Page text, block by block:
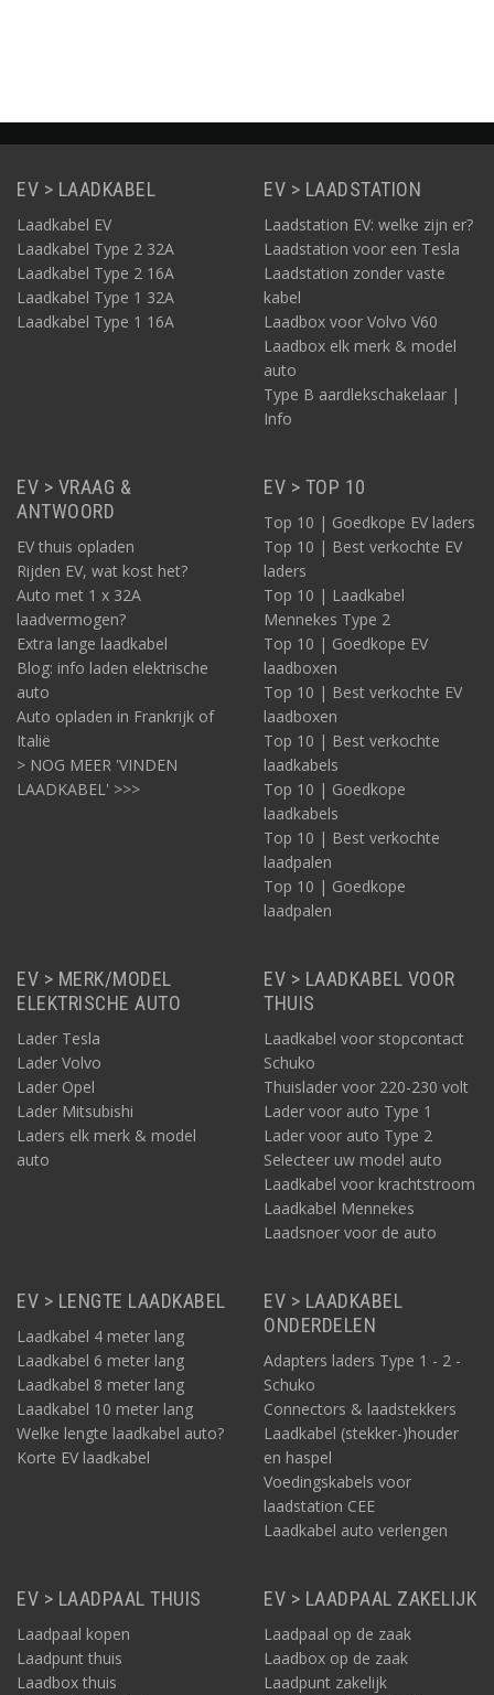
EV > LAADKABEL
Laadkabel EV
Laadkabel Type 2 32A
Laadkabel Type 2 16A
Laadkabel Type 1 32A
Laadkabel Type 1 16A
EV > LAADSTATION
Laadstation EV: welke zijn er?
Laadstation voor een Tesla
Laadstation zonder vaste
kabel
Laadbox voor Volvo V60
Laadbox elk merk & model
auto
Type B aardlekschakelaar |
Info
EV > VRAAG &
ANTWOORD
EV thuis opladen
Rijden EV, wat kost het?
Auto met 1 x 32A
laadvermogen?
Extra lange laadkabel
Blog: info laden elektrische
auto
Auto opladen in Frankrijk of
Italië
> NOG MEER 'VINDEN
LAADKABEL' >>>
EV > TOP 10
Top 10 | Goedkope EV laders
Top 10 | Best verkochte EV
laders
Top 10 | Laadkabel
Mennekes Type 2
Top 10 | Goedkope EV
laadboxen
Top 10 | Best verkochte EV
laadboxen
Top 10 | Best verkochte
laadkabels
Top 10 | Goedkope
laadkabels
Top 10 | Best verkochte
laadpalen
Top 10 | Goedkope
laadpalen
EV > MERK/MODEL
ELEKTRISCHE AUTO
Lader Tesla
Lader Volvo
Lader Opel
Lader Mitsubishi
Laders elk merk & model
auto
EV > LAADKABEL VOOR
THUIS
Laadkabel voor stopcontact
Schuko
Thuislader voor 220-230 volt
Lader voor auto Type 1
Lader voor auto Type 2
Selecteer uw model auto
Laadkabel voor krachtstroom
Laadkabel Mennekes
Laadsnoer voor de auto
EV > LENGTE LAADKABEL
Laadkabel 4 meter lang
Laadkabel 6 meter lang
Laadkabel 8 meter lang
Laadkabel 10 meter lang
Welke lengte laadkabel auto?
Korte EV laadkabel
EV > LAADKABEL
ONDERDELEN
Adapters laders Type 1 - 2 -
Schuko
Connectors & laadstekkers
Laadkabel (stekker-)houder
en haspel
Voedingskabels voor
laadstation CEE
Laadkabel auto verlengen
EV > LAADPAAL THUIS
Laadpaal kopen
Laadpunt thuis
Laadbox thuis
EV > LAADPAAL ZAKELIJK
Laadpaal op de zaak
Laadbox op de zaak
Laadpunt zakelijk